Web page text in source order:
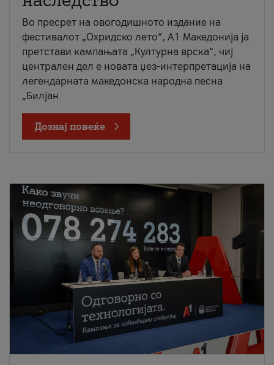
Во пресрет на овогодишното издание на
фестивалот „Охридско лето“, А1 Македонија ја
претстави кампањата „Културна врска“, чиј
централен дел е новата џез-интерпретација на
легендарната македонска народна песна
„Билјан
Дознај повеќе